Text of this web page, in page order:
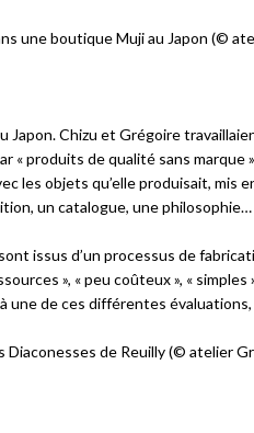
une boutique Muji au Japon (©
Japon. Chizu et Grégoire
« produits de qualité sans
les objets qu’elle produisait, mis
un catalogue, une
issus d’un processus de
», « peu coûteux », «
une de ces différentes
Diaconesses de Reuilly (© atelier